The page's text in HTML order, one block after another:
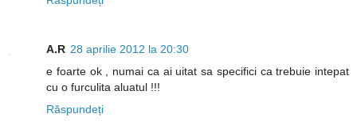
A.R 28 aprilie 2012 la 20:30
e foarte ok , numai ca ai uitat sa specifici ca trebuie intepat
cu o furculita aluatul !!!
Răspundeți